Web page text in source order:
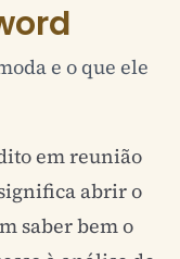
e o que ele
em reunião
abrir o
saber bem o